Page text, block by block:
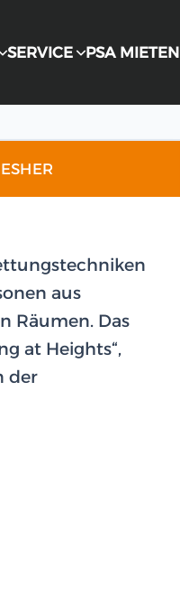
SERVICE PSA MIETEN
aus
Räumen. Das
at Heights“,
der